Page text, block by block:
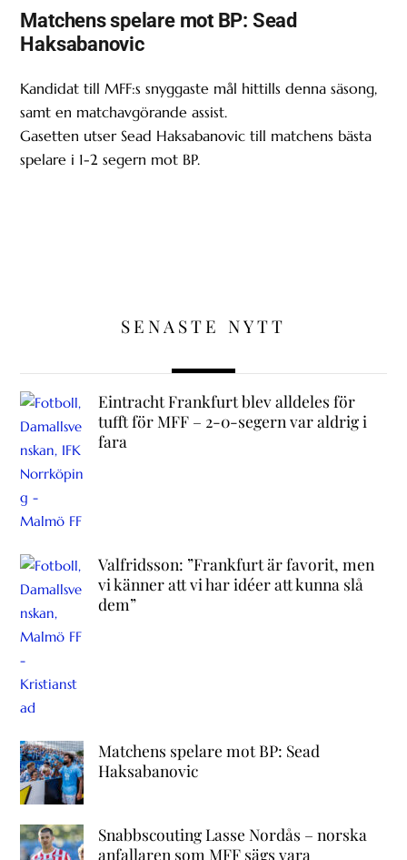
Matchens spelare mot BP: Sead
Haksabanovic
Kandidat till MFF:s snyggaste mål hittills denna säsong,
samt en matchavgörande assist.
Gasetten utser Sead Haksabanovic till matchens bästa
spelare i 1-2 segern mot BP.
SENASTE NYTT
Eintracht Frankfurt blev alldeles för
tufft för MFF – 2-0-segern var aldrig i
fara
Valfridsson: ”Frankfurt är favorit, men
vi känner att vi har idéer att kunna slå
dem”
Matchens spelare mot BP: Sead
Haksabanovic
Snabbscouting Lasse Nordås – norska
anfallaren som MFF sägs vara